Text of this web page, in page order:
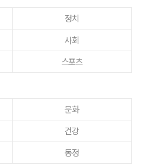
정치
사회
스포츠
문화
건강
동정